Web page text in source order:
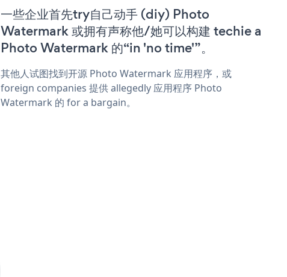
一些企业首先try自己动手 (diy) Photo
Watermark 或拥有声称他/她可以构建 techie a
Photo Watermark 的“in 'no time'”。
其他人试图找到开源 Photo Watermark 应用程序，或
foreign companies 提供 allegedly 应用程序 Photo
Watermark 的 for a bargain。